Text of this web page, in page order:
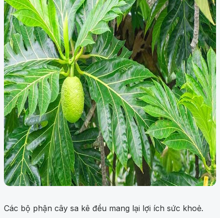
Các bộ phận cây sa kê đều mang lại lợi ích sức khoẻ.